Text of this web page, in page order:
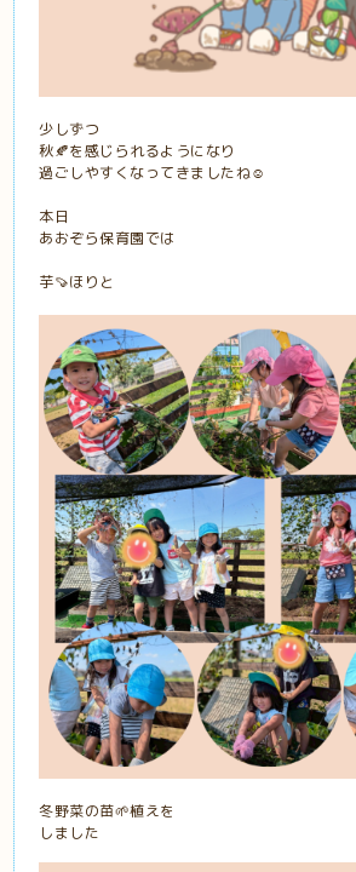
少しずつ
秋🍂を感じられるようになり
過ごしやすくなってきましたね☺️
本日
あおぞら保育園では
芋🍠ほりと
冬野菜の苗🌱植えを
しました